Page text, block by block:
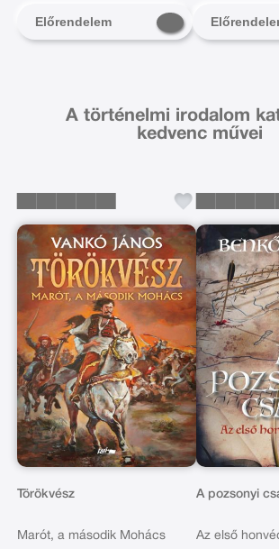
Előrendelem
A történelmi irodalom
kedvenc művei
Törökvész
Marót, a második Mohács
A pozsonyi
Az első